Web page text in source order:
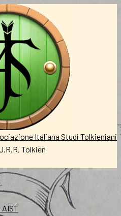
Italiana Studi Tolkieniani
Tolkien